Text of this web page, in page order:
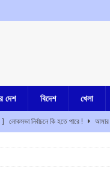
দেশ বিদেশ খেলা
] লোকসভা নির্বাচনে কি হতে পারে !
আমার